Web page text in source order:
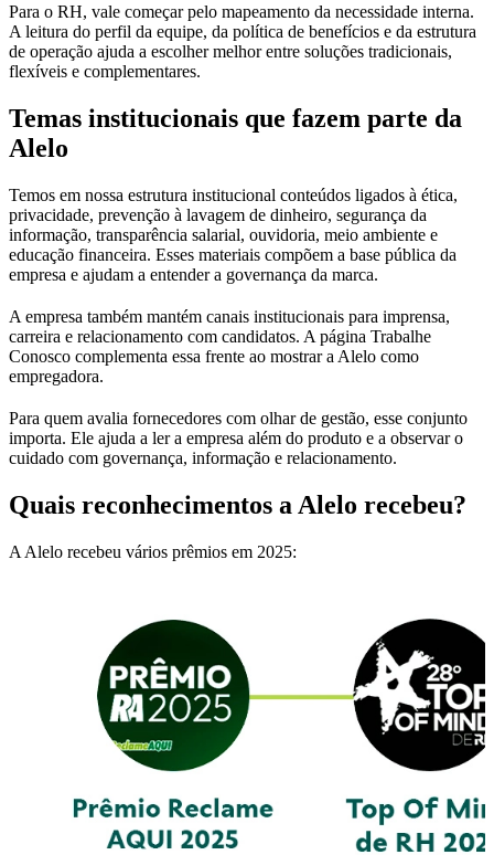
Para o RH, vale começar pelo mapeamento da necessidade interna.
A leitura do perfil da equipe, da política de benefícios e da estrutura
de operação ajuda a escolher melhor entre soluções tradicionais,
flexíveis e complementares.
Temas institucionais que fazem parte da
Alelo
Temos em nossa estrutura institucional conteúdos ligados à ética,
privacidade, prevenção à lavagem de dinheiro, segurança da
informação, transparência salarial, ouvidoria, meio ambiente e
educação financeira. Esses materiais compõem a base pública da
empresa e ajudam a entender a governança da marca.
A empresa também mantém canais institucionais para imprensa,
carreira e relacionamento com candidatos. A página Trabalhe
Conosco complementa essa frente ao mostrar a Alelo como
empregadora.
Para quem avalia fornecedores com olhar de gestão, esse conjunto
importa. Ele ajuda a ler a empresa além do produto e a observar o
cuidado com governança, informação e relacionamento.
Quais reconhecimentos a Alelo recebeu?
A Alelo recebeu vários prêmios em 2025: